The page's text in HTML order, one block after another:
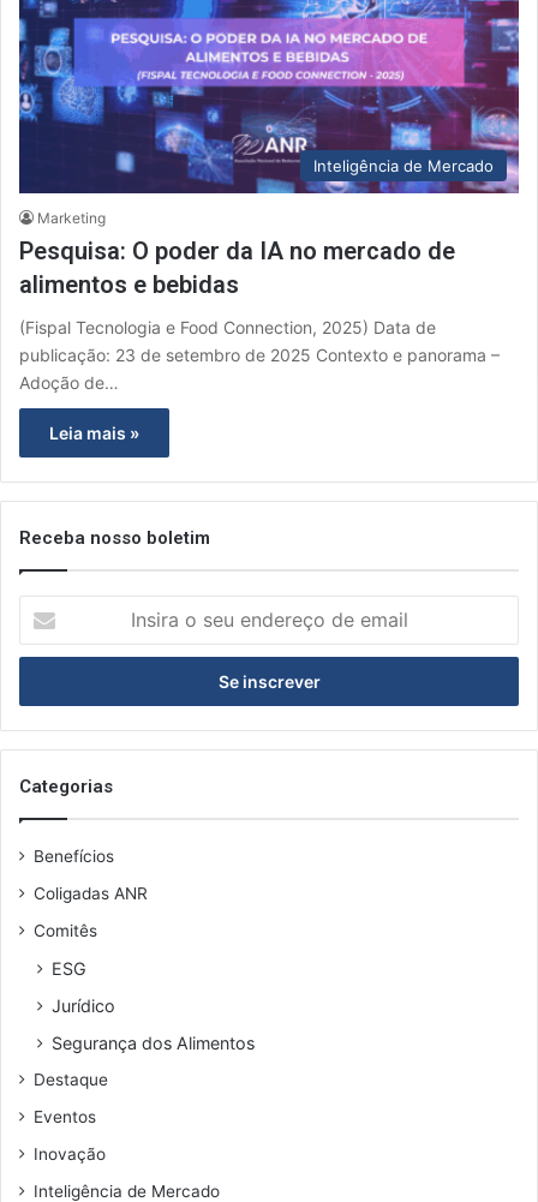
Inteligência de Mercado
Marketing
Pesquisa: O poder da IA no mercado de
alimentos e bebidas
(Fispal Tecnologia e Food Connection, 2025) Data de
publicação: 23 de setembro de 2025 Contexto e panorama –
Adoção de…
Leia mais »
Receba nosso boletim
s
r
a
s
e
n
e
e
e
a
i
Categorias
Benefícios
Coligadas ANR
Comitês
ESG
Jurídico
Segurança dos Alimentos
Destaque
Eventos
Inovação
Inteligência de Mercado